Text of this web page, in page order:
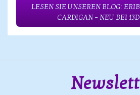
LESEN SIE UNSEREN BLOG:
CARDIGAN – NEU BEI